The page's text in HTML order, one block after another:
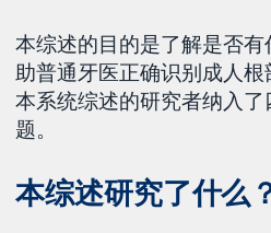
本综述的目的是了解是否
助普通牙医正确识别成人根
本系统综述的研究者纳入
题。
本综述研究了什么